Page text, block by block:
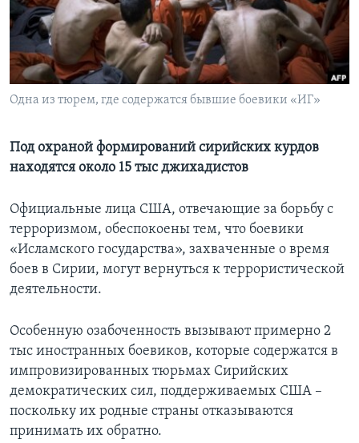
Learning English
СОЦИАЛЬНЫЕ СЕТИ
Языки
Одна из тюрем, где содержатся бывшие боевики «ИГ»
Под охраной формирований сирийских курдов
находятся около 15 тыс джихадистов
Официальные лица США, отвечающие за борьбу с
терроризмом, обеспокоены тем, что боевики
«Исламского государства», захваченные о время
боев в Сирии, могут вернуться к террористической
деятельности.
Особенную озабоченность вызывают примерно 2
тыс иностранных боевиков, которые содержатся в
импровизированных тюрьмах Сирийских
демократических сил, поддерживаемых США –
поскольку их родные страны отказываются
принимать их обратно.